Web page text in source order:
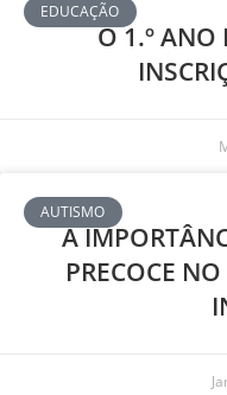
EDUCAÇÃO
O 1.º ANO
AUTISMO
A
PRECOCE